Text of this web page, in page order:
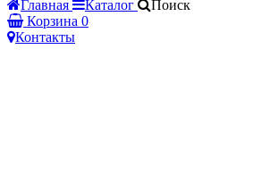
Главная Каталог
Поиск
Корзина 0
Контакты